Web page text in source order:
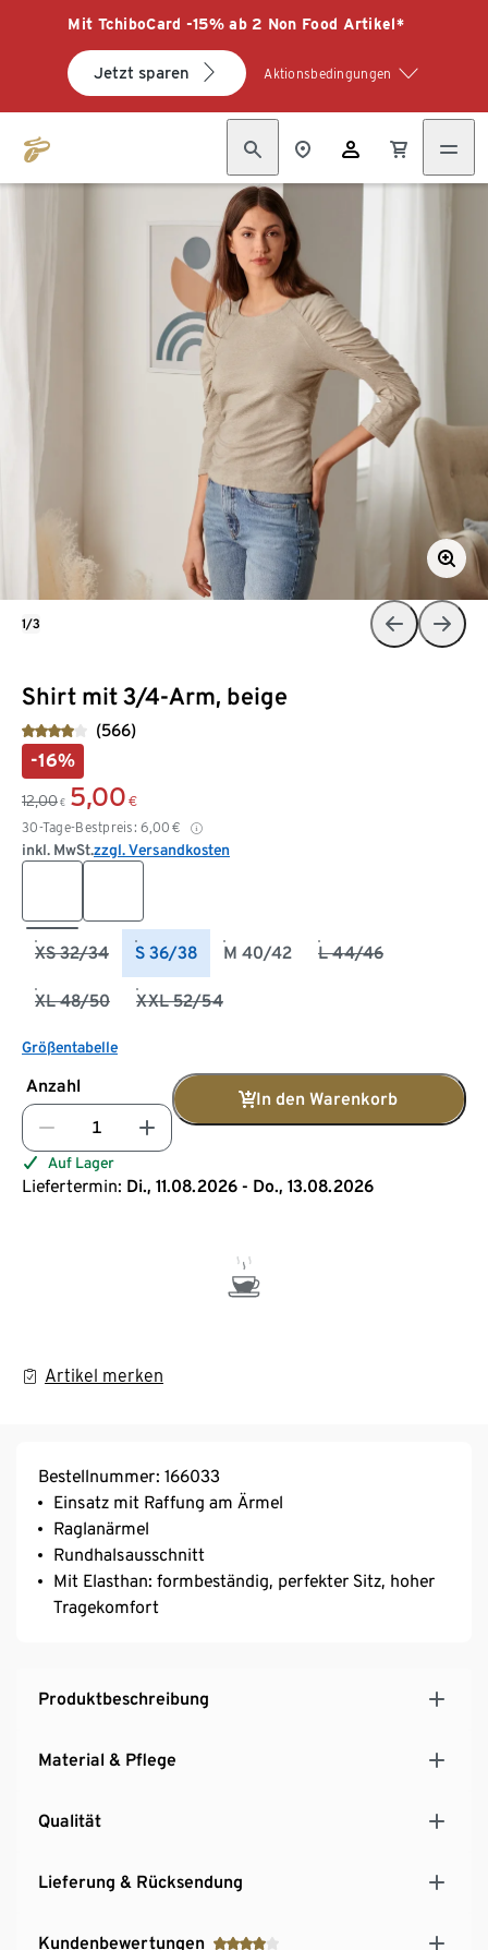
Mit TchiboCard -15% ab 2 Non Food Artikel*
Jetzt sparen Aktionsbedingungen
Shirt mit 3/4-Arm, beige
(566)
-16%
12,00 € 5,00 €
30-Tage-Bestpreis: 6,00 €
inkl. MwSt.zzgl. Versandkosten
XS 32/34 S 36/38 M 40/42 L 44/46
XL 48/50 XXL 52/54
Größentabelle
Anzahl
In den Warenkorb
Auf Lager
Liefertermin: Di., 11.08.2026 - Do., 13.08.2026
Artikel merken
1/3
Bestellnummer: 166033
Einsatz mit Raffung am Ärmel
Raglanärmel
Rundhalsausschnitt
Mit Elasthan: formbeständig, perfekter Sitz, hoher
Tragekomfort
Produktbeschreibung
Material & Pflege
Qualität
Lieferung & Rücksendung
Kundenbewertungen